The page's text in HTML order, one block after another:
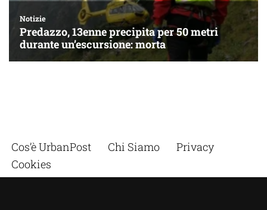
Cos’è UrbanPost Chi Siamo
Privacy
Cookies